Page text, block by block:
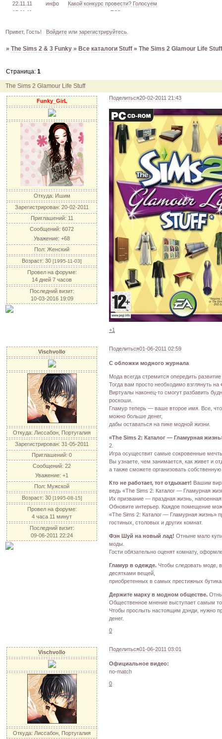
22.11.11
инфо
Какой конкурс провести? Голосуем
17.11.11
извлекаем меш. TS3
15.11.11
урок
создаём свою обувь! TS3
03.10.11
инфо
город из GTA VC в игре TS3
12.04.11
04.04.11
акция
акция "Друг"
04.04.11
акция акция "Downloads"
Привет, Гость! Войдитеили зарегистрируйтесь.
»The Sims 2 & 3 Funky » Все каталоги Stuff »The Sims 2 Glamour Life
The Sims 2 Glamour Life Stuff
Страница:1
Поделиться20-02-2011 21:43
Funky_GirL
Откуда: Ишим
Зарегистрирован: 20-02-2011
Приглашений: 11
Сообщений: 6072
Уважение: +68
Пол: Женский
Возраст: 30 [1995-11-03]
Провел на форуме:
14 дней 7 часов
Последний визит:
10-03-2016 19:09
+1
Поделиться01-06-2011 02:59
Vischvollo
Откуда: Лиссабон, Португалия
Зарегистрирован: 31-05-2011
Приглашений: 0
Сообщений: 22
Уважение: +1
Пол: Мужской
Возраст: 30 [1995-08-15]
Провел на форуме:
4 часа 11 минут
Последний визит:
09-06-2011 22:24
С обложки модного журнала
Мода всегда стремится опередить
Тогда вам просто необходимо взглянуть на
Виртуалы наконец-то смогут разбавить
роскоши.
Гламур теперь — ваше второе имя. Все,
можно больше денег,
дабы оставаться на пике модной жизни.
«The Sims 2: Каталог — Гламурная
2.
Игра осуществит самые сокровенные
Вы узнаете, чем занимается, как живет и
а также сможете организовать
Кто не работает, тот отдыхает! Вашим
ведь «The Sims 2: Каталог — Гламурная
Их призвание — праздная жизнь,
Обновите интерьер. Каждое помещение
«The Sims 2: Каталог — Гламурная жизнь»
гостиных, столовых и других комнат.
Фэн Шуй на новый лад! Отныне мало
моды.
Гости обязательно оценят комнату,
Гламур в одежде. Чтобы следовать моде,
десятками вещей,
приобретенных в самых престижных
Держите марку в модном обществе.
Общественное мнение выступает самым
Чтобы прослыть настоящим дэнди, нужно
денег.
0
Поделиться01-06-2011 03:01
Vischvollo
Откуда: Лиссабон, Португалия
Официальное видео:
no-match
0